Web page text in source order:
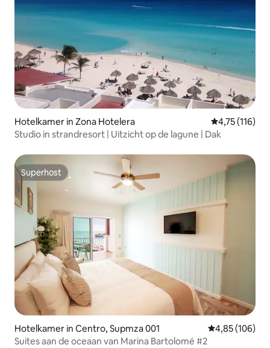
Hotelkamer in Zona Hotelera Gemiddelde
4,75 (116)
Studio in strandresort | Uitzicht op de lagune | Dak
Superhost
Superhost
Hotelkamer in Centro, Supmza 001 Gemiddelde
4,85 (106)
Suites aan de oceaan van Marina Bartolomé #2